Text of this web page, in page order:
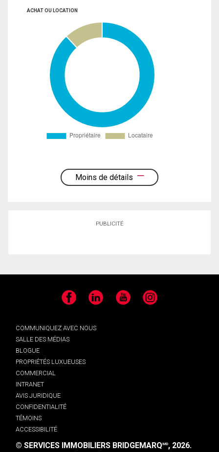
ACHAT OU LOCATION
Moins de détails
PUBLICITÉ
Facebook LinkedIn YouTube Instagram
COMMUNIQUEZ AVEC NOUS
SALLE DES MÉDIAS
BLOGUE
PROPRIÉTÉS LUXUEUSES
COMMERCIAL
INTRANET
AVIS JURIDIQUE
CONFIDENTIALITÉ
TÉMOINS
ACCESSIBILITÉ
© SERVICES IMMOBILIERS BRIDGEMARQMD, 2026.